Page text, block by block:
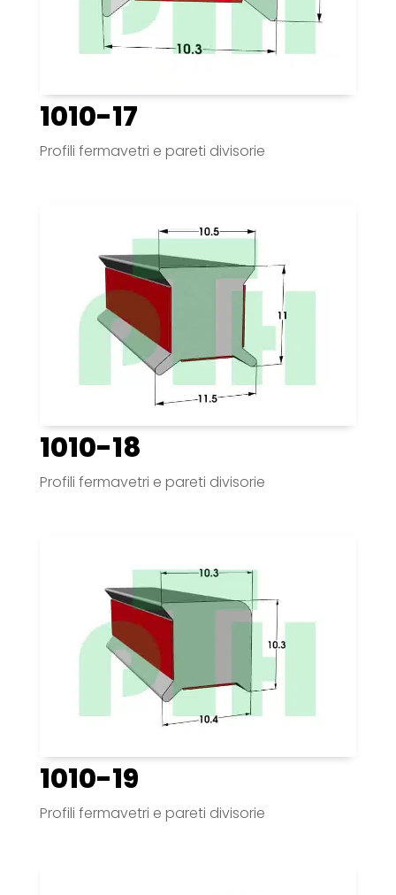
1010-17
Profili fermavetri e pareti divisorie
1010-18
Profili fermavetri e pareti divisorie
1010-19
Profili fermavetri e pareti divisorie